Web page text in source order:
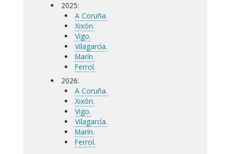
2025:
A Coruña.
Xixón.
Vigo.
Vilagarcía.
Marín.
Ferrol.
2026:
A Coruña.
Xixón.
Vigo.
Vilagarcía.
Marín.
Ferrol.